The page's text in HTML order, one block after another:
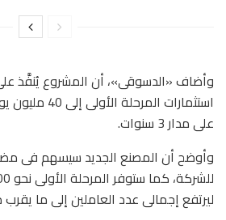
وأضاف «الدسوقى»، أن المشروع يُنفَّذ
استثمارات
على مدار 3 سنوات.
وأوضح أن المصنع الجديد سيسهم فى
ليرتفع إجمالى عدد العاملين إلى ما يقرب من 9000